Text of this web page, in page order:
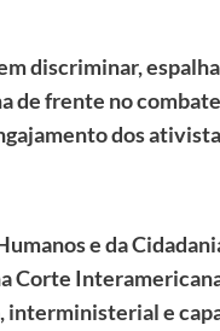
discriminar,
de frente no
dos
e da
Corte
e